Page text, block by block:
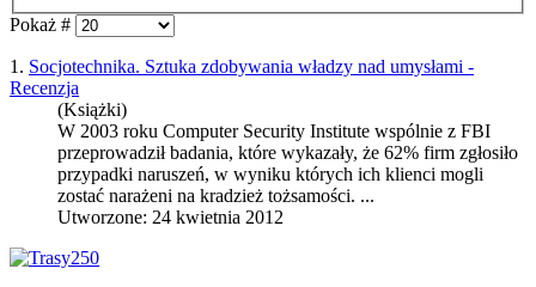
Pokaż #
1. Socjotechnika. Sztuka zdobywania władzy nad umysłami -
Recenzja
(Książki)
W 2003 roku Computer Security Institute wspólnie z FBI
przeprowadził badania, które wykazały, że 62% firm zgłosiło
przypadki naruszeń, w wyniku których ich klienci mogli
zostać narażeni na kradzież tożsamości. ...
Utworzone: 24 kwietnia 2012